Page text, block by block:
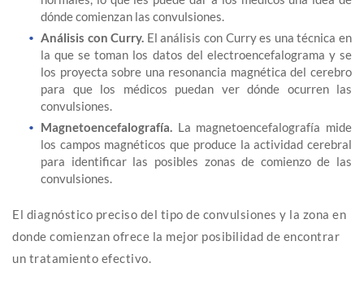
dónde comienzan las convulsiones.
Análisis con Curry. El análisis con Curry es una técnica en
la que se toman los datos del electroencefalograma y se
los proyecta sobre una resonancia magnética del cerebro
para que los médicos puedan ver dónde ocurren las
convulsiones.
Magnetoencefalografía. La magnetoencefalografía mide
los campos magnéticos que produce la actividad cerebral
para identificar las posibles zonas de comienzo de las
convulsiones.
El diagnóstico preciso del tipo de convulsiones y la zona en
donde comienzan ofrece la mejor posibilidad de encontrar
un tratamiento efectivo.